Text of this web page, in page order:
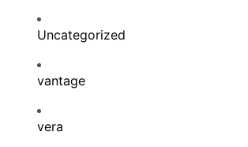
Uncategorized
vantage
vera